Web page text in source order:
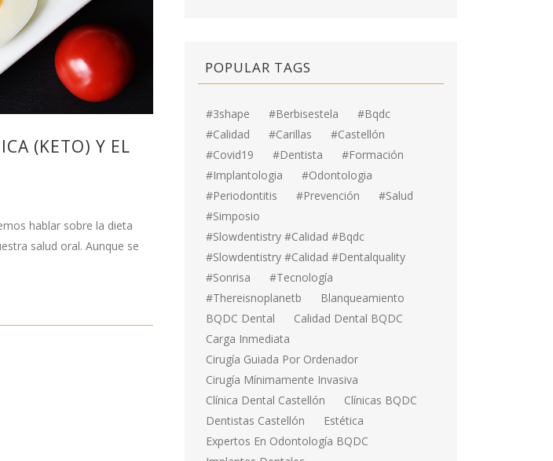
(KETO) Y EL
hablar sobre la dieta
salud oral. Aunque se
POPULAR TAGS
#3shape #berbisestela
#bqdc
#calidad
#carillas
#Castellón
#covid19
#dentista
#formación
#implantologia
#odontologia
#periodontitis
#prevención
#salud
#simposio
#Slowdentistry #calidad #bqdc
#Slowdentistry #calidad #dentalquality
#sonrisa
#tecnología
#thereisnoplanetb
Blanqueamiento
BQDC Dental
Calidad Dental BQDC
Carga Inmediata
Cirugía Guiada Por Ordenador
Cirugía Mínimamente Invasiva
Clínica Dental Castellón
Clínicas BQDC
Dentistas Castellón
Estética
Expertos En Odontología BQDC